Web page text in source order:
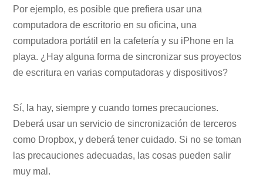
Por ejemplo, es posible que prefiera usar una
computadora de escritorio en su oficina, una
computadora portátil en la cafetería y su iPhone en la
playa. ¿Hay alguna forma de sincronizar sus proyectos
de escritura en varias computadoras y dispositivos?
Sí, la hay, siempre y cuando tomes precauciones.
Deberá usar un servicio de sincronización de terceros
como Dropbox, y deberá tener cuidado. Si no se toman
las precauciones adecuadas, las cosas pueden salir
muy mal.